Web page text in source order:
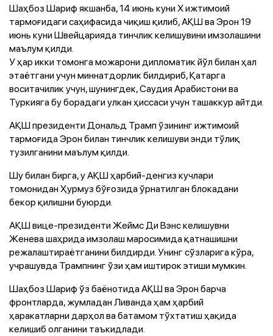
Шаҳбоз Шариф якшанба, 14 июнь куни Х ижтимоий
тармоғидаги саҳифасида чиқиш қилиб, АҚШ ва Эрон 19
июнь куни Швейцарияда тинчлик келишувини имзолашини
маълум қилди.
У ҳар икки томонга можарони дипломатик йўл билан ҳал
этаётгани учун миннатдорлик билдириб, Қатарга
воситачилик учун, шунингдек, Саудия Арабистони ва
Туркияга бу борадаги улкан ҳиссаси учун ташаккур айтди.
АҚШ президенти Дональд Трамп ўзининг ижтимоий
тармоғида Эрон билан тинчлик келишуви энди тўлиқ
тузилганини маълум қилди.
Шу билан бирга, у АҚШ ҳарбий-денгиз кучлари
томонидан Ҳурмуз бўғозида ўрнатилган блокадани
бекор қилишни буюрди.
АҚШ вице-президенти Жеймс Ди Вэнс келишувни
Женева шаҳрида имзолаш маросимида қатнашишни
режалаштираётганини билдирди. Унинг сўзларига кўра,
учрашувда Трампнинг ўзи ҳам иштирок этиши мумкин.
Шаҳбоз Шариф ўз баёнотида АҚШ ва Эрон барча
фронтларда, жумладан Ливанда ҳам ҳарбий
ҳаракатларни дарҳол ва батамом тўхтатиш ҳақида
келишиб олганини таъкидлади.